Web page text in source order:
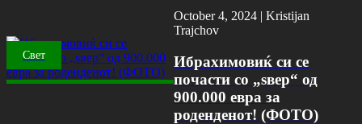
Свет
October 4, 2024 |Kristijan
Trajchov
Ибрахимовиќ си се
почасти со „ѕвер“ од
900.000 евра за
роденденот! (ФОТО)